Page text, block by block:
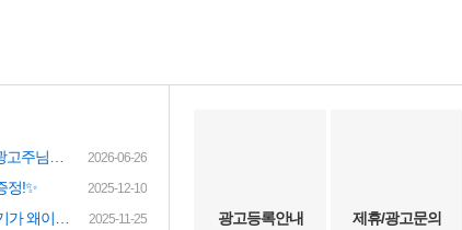
2026-06-26
정!✨ 2025-12-10
2025-11-25 광고등록안내 제휴/광고문의